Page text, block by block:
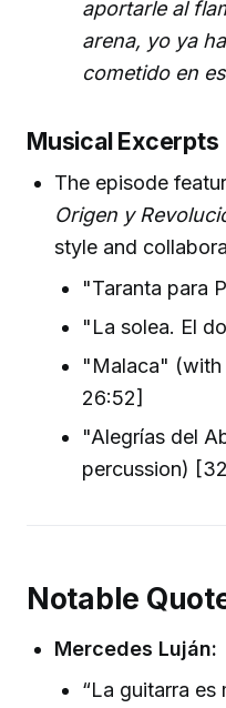
aportarle al
arena, yo ya
cometido en
Musical Excerpts
The episode
Origen y
style and
"Taranta para
"La solea. El
"Malaca" (with
26:52]
"Alegrías del
percussion)
Notable
Mercedes Luján:
“La guitarra